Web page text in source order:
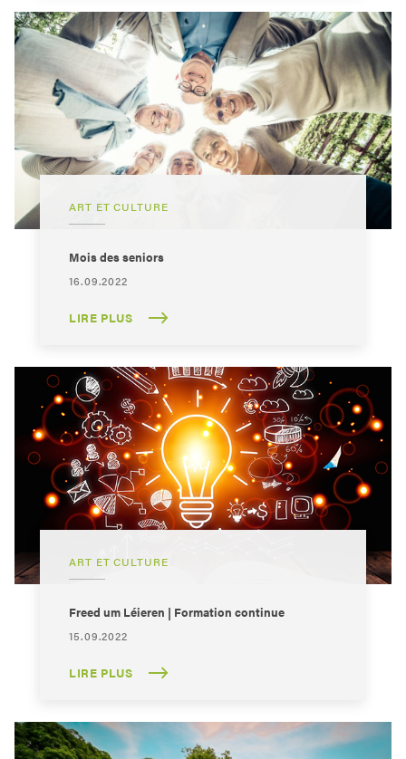
ART ET CULTURE
Mois des seniors
16.09.2022
LIRE PLUS
ART ET CULTURE
Freed um Léieren | Formation continue
15.09.2022
LIRE PLUS